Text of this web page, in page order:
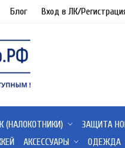
Блог Вход в ЛК/
(НАЛОКОТНИКИ) ЗАЩИТА
АКСЕССУАРЫ ОДЕЖДА